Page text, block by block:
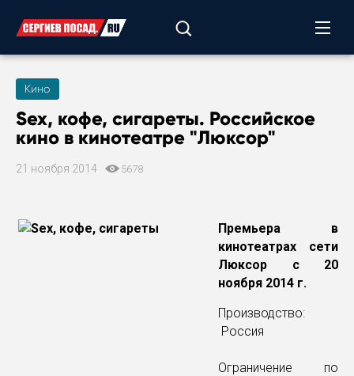
Кино
Sex, кофе, сигареты. Российское
кино в кинотеатре "Люксор"
21 ноября 2014 5678
Премьера в
кинотеатрах сети
Люксор с 20
ноября 2014 г.
Производство:
Россия
Ограничение по